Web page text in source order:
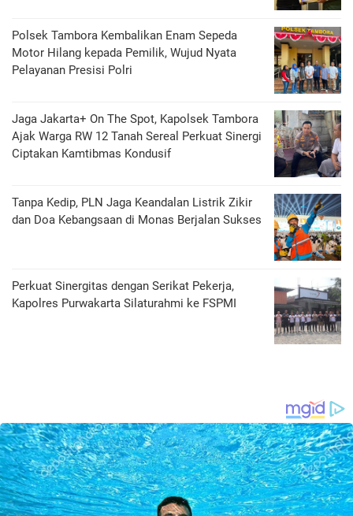
Polsek Tambora Kembalikan Enam Sepeda
Motor Hilang kepada Pemilik, Wujud Nyata
Pelayanan Presisi Polri
Jaga Jakarta+ On The Spot, Kapolsek Tambora
Ajak Warga RW 12 Tanah Sereal Perkuat Sinergi
Ciptakan Kamtibmas Kondusif
Tanpa Kedip, PLN Jaga Keandalan Listrik Zikir
dan Doa Kebangsaan di Monas Berjalan Sukses
Perkuat Sinergitas dengan Serikat Pekerja,
Kapolres Purwakarta Silaturahmi ke FSPMI